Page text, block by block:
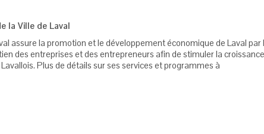
la Ville de Laval
assure la promotion et le développement économique de Laval par
des entreprises et des entrepreneurs afin de stimuler la croissance
Plus de détails sur ses services et programmes à